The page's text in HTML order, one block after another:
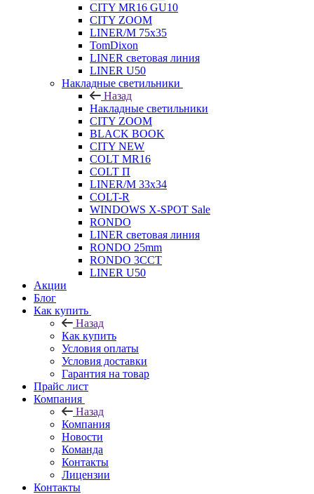
CITY MR16 GU10
CITY ZOOM
LINER/M 75х35
TomDixon
LINER световая линия
LINER U50
Накладные светильники
Назад
Накладные светильники
CITY ZOOM
BLACK BOOK
CITY NEW
COLT MR16
COLT П
LINER/М 33х34
COLT-R
WINDOWS X-SPOT Sale
RONDO
LINER световая линия
RONDO 25mm
RONDO 3CCT
LINER U50
Акции
Блог
Как купить
Назад
Как купить
Условия оплаты
Условия доставки
Гарантия на товар
Прайс лист
Компания
Назад
Компания
Новости
Команда
Контакты
Лицензии
Контакты